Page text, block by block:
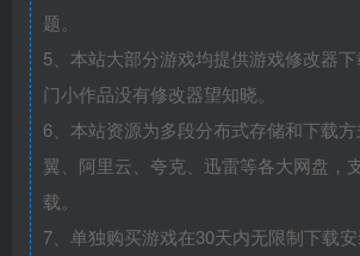
题。
5、本站大部分游戏均提供游戏修改器
门小作品没有修改器望知晓。
6、本站资源为多段分布式存储和下载
翼、阿里云、夸克、迅雷等各大网盘，
载。
7、单独购买游戏在30天内无限制下载